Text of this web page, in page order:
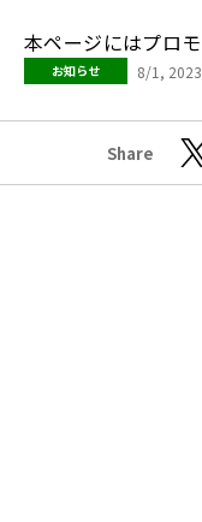
本ページにはプロ
お知らせ 8/1, 2023
Share